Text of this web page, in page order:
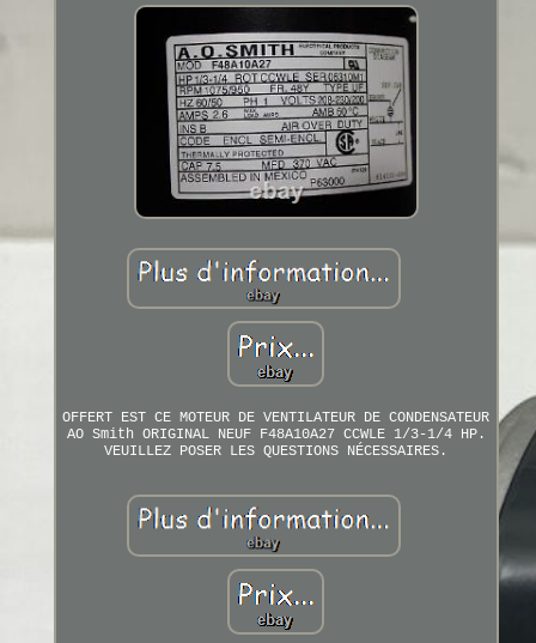
OFFERT EST CE MOTEUR DE VENTILATEUR DE CONDENSATEUR
AO Smith ORIGINAL NEUF F48A10A27 CCWLE 1/3-1/4 HP.
VEUILLEZ POSER LES QUESTIONS NÉCESSAIRES.